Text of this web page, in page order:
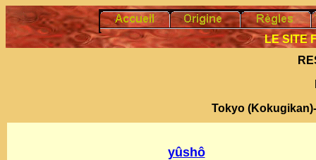
LE SITE
Tokyo (Kokugikan)
yûshô